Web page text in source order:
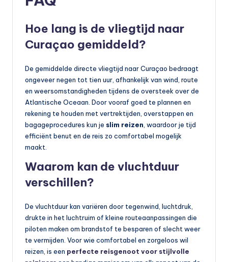
Hoe lang is de vliegtijd naar
Curaçao gemiddeld?
De gemiddelde directe vliegtijd naar Curaçao bedraagt
ongeveer negen tot tien uur, afhankelijk van wind, route
en weersomstandigheden tijdens de oversteek over de
Atlantische Oceaan. Door vooraf goed te plannen en
rekening te houden met vertrektijden, overstappen en
bagageprocedures kun je slim reizen , waardoor je tijd
efficiënt benut en de reis zo comfortabel mogelijk
maakt.
Waarom kan de vluchtduur
verschillen?
De vluchtduur kan variëren door tegenwind, luchtdruk,
drukte in het luchtruim of kleine routeaanpassingen die
piloten maken om brandstof te besparen of slecht weer
te vermijden. Voor wie comfortabel en zorgeloos wil
reizen, is een perfecte reisgenoot voor stijlvolle